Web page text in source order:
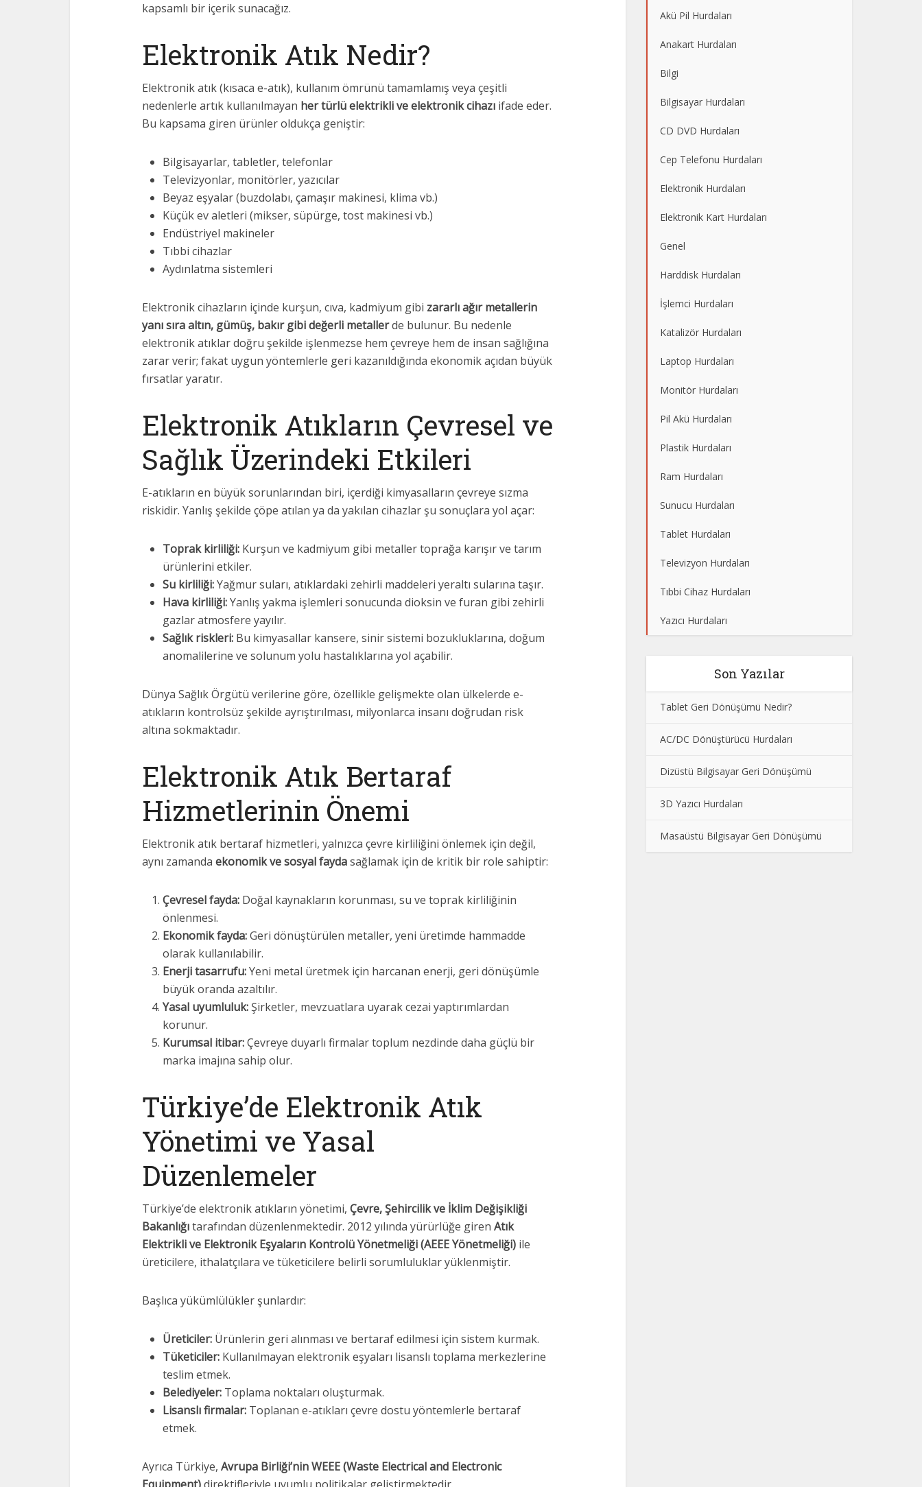
kapsamlı bir içerik sunacağız.
Elektronik Atık Nedir?
Elektronik atık (kısaca e-atık), kullanım ömrünü tamamlamış veya çeşitli
nedenlerle artık kullanılmayan her türlü elektrikli ve elektronik cihazı ifade eder.
Bu kapsama giren ürünler oldukça geniştir:
Bilgisayarlar, tabletler, telefonlar
Televizyonlar, monitörler, yazıcılar
Beyaz eşyalar (buzdolabı, çamaşır makinesi, klima vb.)
Küçük ev aletleri (mikser, süpürge, tost makinesi vb.)
Endüstriyel makineler
Tıbbi cihazlar
Aydınlatma sistemleri
Elektronik cihazların içinde kurşun, cıva, kadmiyum gibi zararlı ağır metallerin
yanı sıra altın, gümüş, bakır gibi değerli metallerde bulunur. Bu nedenle
elektronik atıklar doğru şekilde işlenmezse hem çevreye hem de insan sağlığına
zarar verir; fakat uygun yöntemlerle geri kazanıldığında ekonomik açıdan büyük
fırsatlar yaratır.
Elektronik Atıkların Çevresel ve
Sağlık Üzerindeki Etkileri
E-atıkların en büyük sorunlarından biri, içerdiği kimyasalların çevreye sızma
riskidir. Yanlış şekilde çöpe atılan ya da yakılan cihazlar şu sonuçlara yol açar:
Toprak kirliliği: Kurşun ve kadmiyum gibi metaller toprağa karışır ve tarım
ürünlerini etkiler.
Su kirliliği:Yağmur suları, atıklardaki zehirli maddeleri yeraltı sularına taşır.
Hava kirliliği:Yanlış yakma işlemleri sonucunda dioksin ve furan gibi zehirli
gazlar atmosfere yayılır.
Sağlık riskleri: Bu kimyasallar kansere, sinir sistemi bozukluklarına, doğum
anomalilerine ve solunum yolu hastalıklarına yol açabilir.
Dünya Sağlık Örgütü verilerine göre, özellikle gelişmekte olan ülkelerde e-
atıkların kontrolsüz şekilde ayrıştırılması, milyonlarca insanı doğrudan risk
altına sokmaktadır.
Elektronik Atık Bertaraf
Hizmetlerinin Önemi
Elektronik atık bertaraf hizmetleri, yalnızca çevre kirliliğini önlemek için değil,
aynı zamanda ekonomik ve sosyal faydasağlamak için de kritik bir role sahiptir:
Çevresel fayda: Doğal kaynakların korunması, su ve toprak kirliliğinin
önlenmesi.
Ekonomik fayda:Geri dönüştürülen metaller, yeni üretimde hammadde
olarak kullanılabilir.
Enerji tasarrufu:Yeni metal üretmek için harcanan enerji, geri dönüşümle
büyük oranda azaltılır.
Yasal uyumluluk: Şirketler, mevzuatlara uyarak cezai yaptırımlardan
korunur.
Kurumsal itibar:Çevreye duyarlı firmalar toplum nezdinde daha güçlü bir
marka imajına sahip olur.
Türkiye’de Elektronik Atık
Yönetimi ve Yasal
Düzenlemeler
Türkiye’de elektronik atıkların yönetimi, Çevre, Şehircilik ve İklim Değişikliği
Bakanlığıtarafından düzenlenmektedir. 2012 yılında yürürlüğe giren Atık
Elektrikli ve Elektronik Eşyaların Kontrolü Yönetmeliği (AEEE Yönetmeliği) ile
üreticilere, ithalatçılara ve tüketicilere belirli sorumluluklar yüklenmiştir.
Başlıca yükümlülükler şunlardır:
Üreticiler: Ürünlerin geri alınması ve bertaraf edilmesi için sistem kurmak.
Tüketiciler: Kullanılmayan elektronik eşyaları lisanslı toplama merkezlerine
teslim etmek.
Belediyeler: Toplama noktaları oluşturmak.
Lisanslı firmalar: Toplanan e-atıkları çevre dostu yöntemlerle bertaraf
etmek.
Ayrıca Türkiye, Avrupa Birliği’nin WEEE (Waste Electrical and Electronic
Akü Pil Hurdaları
Anakart Hurdaları
Bilgi
Bilgisayar Hurdaları
CD DVD Hurdaları
Cep Telefonu Hurdaları
Elektronik Hurdaları
Elektronik Kart Hurdaları
Genel
Harddisk Hurdaları
İşlemci Hurdaları
Katalizör Hurdaları
Laptop Hurdaları
Monitör Hurdaları
Pil Akü Hurdaları
Plastik Hurdaları
Ram Hurdaları
Sunucu Hurdaları
Tablet Hurdaları
Televizyon Hurdaları
Tıbbi Cihaz Hurdaları
Yazıcı Hurdaları
Son Yazılar
Tablet Geri Dönüşümü Nedir?
AC/DC Dönüştürücü Hurdaları
Dizüstü Bilgisayar Geri Dönüşümü
3D Yazıcı Hurdaları
Masaüstü Bilgisayar Geri Dönüşümü